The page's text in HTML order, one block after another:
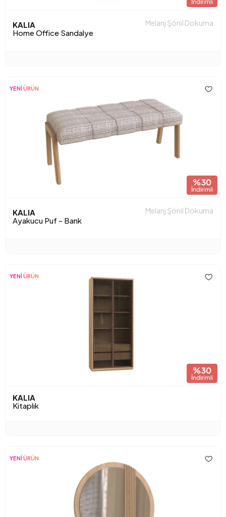
KALIA
Home Office Sandalye
Melanj Şönil Dokuma
YENİ ÜRÜN
KALIA
Ayakucu Puf - Bank
Melanj Şönil Dokuma
YENİ ÜRÜN
KALIA
Kitaplık
YENİ ÜRÜN